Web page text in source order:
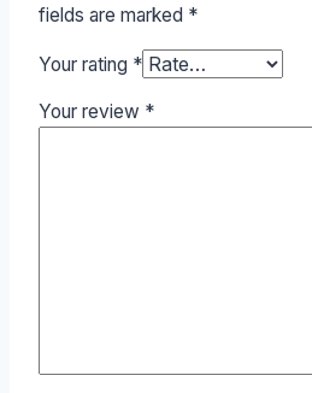
fields are marked *
Your rating *
Your review *